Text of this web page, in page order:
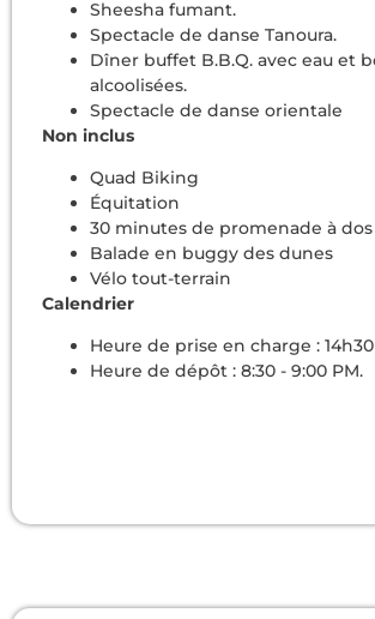
Sheesha fumant.
Spectacle de danse Tanoura.
Dîner buffet B.B.Q. avec eau et
alcoolisées.
Spectacle de danse orientale
Non inclus
Quad Biking
Équitation
30 minutes de promenade à
Balade en buggy des dunes
Vélo tout-terrain
Calendrier
Heure de prise en charge : 14h30
Heure de dépôt : 8:30 - 9:00 PM.